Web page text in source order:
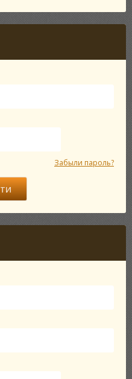
Забыли пароль?